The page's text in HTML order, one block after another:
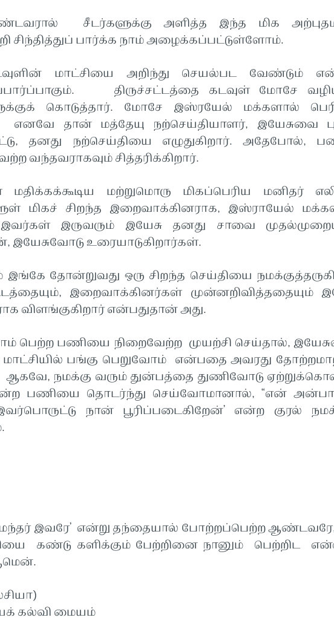
சீடர்களுக்கு அளித்த இந்த மிக
சிந்தித்துப் பார்க்க நாம் அழைக்கப்பட்டுள்ளோம்.
மாட்சியை அறிந்து செயல்பட வேண்டும்
திருச்சட்டத்தை கடவுள் மோசே
கொடுத்தார். மோசே இஸ்ரயேல் மக்களால்
தான் மத்தேயு நற்செய்தியாளர், இயேசுவை
தனது நற்செய்தியை எழுதுகிறார். அதேபோல்,
வந்தவராகவும் சித்தரிக்கிறார்.
மற்றுமொரு மிகப்பெரிய மனிதர்
மிகச் சிறந்த இறைவாக்கினராக, இஸ்ராயேல்
இவர்கள் இருவரும் இயேசு தனது சாவை
இயேசுவோடு உரையாடுகிறார்கள்.
தோன்றுவது ஒரு சிறந்த செய்தியை
இறைவாக்கினர்கள் முன்னறிவித்ததையும்
விளங்குகிறார் என்பதுதான் அது.
நாம் பெற்ற பணியை நிறைவேற்ற முயற்சி செய்தால்,
பங்கு பெறுவோம் என்பதை அவரது
ஆகவே, நமக்கு வரும் துன்பத்தை துணிவோடு
பணியை தொடர்ந்து செய்வோமானால், “என்
நான் பூரிப்படைகிறேன்’ என்ற குரல்
இவரே’ என்று தந்தையால் போற்றப்பெற்ற ஆண்டவரே,
கண்டு களிக்கும் பேற்றினை நானும் பெற்றிட
கல்வி மையம்